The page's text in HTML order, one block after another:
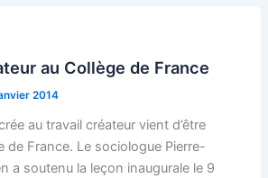
au Collège de France
2014
au travail créateur vient d’être
de France. Le sociologue Pierre-
a soutenu la leçon inaugurale le 9